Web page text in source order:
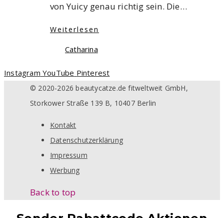
von Yuicy genau richtig sein. Die…
Weiterlesen
Catharina
Instagram YouTube Pinterest
© 2020-2026 beautycatze.de fitweltweit GmbH,
Storkower Straße 139 B, 10407 Berlin
Kontakt
Datenschutzerklärung
Impressum
Werbung
Back to top